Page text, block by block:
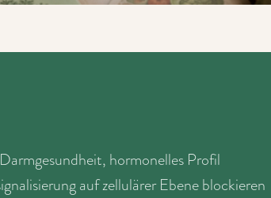
hormonelles Profil
auf zellulärer Ebene blockieren